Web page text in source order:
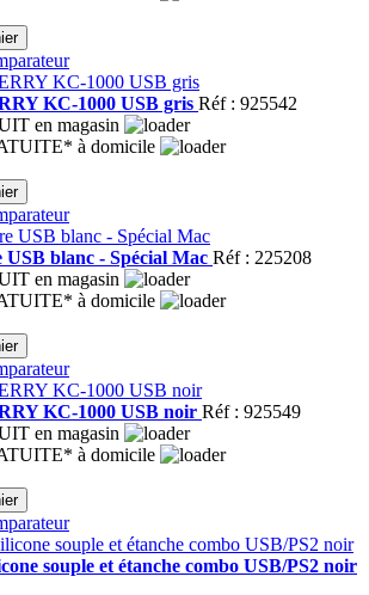
KC-1000 USB gris Réf : 925542
en magasin
à domicile
blanc - Spécial Mac Réf : 225208
en magasin
à domicile
KC-1000 USB noir Réf : 925549
en magasin
à domicile
souple et étanche combo USB/PS2 noir